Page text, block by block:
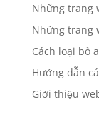
Những trang
Những trang
Cách loại bỏ
Hướng dẫn
Giới thiệu